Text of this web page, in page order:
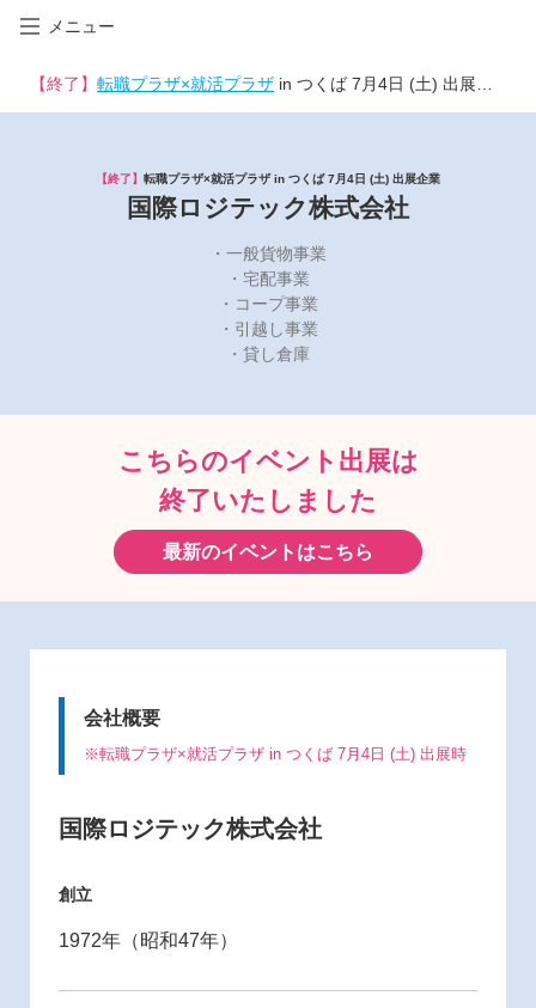
メニュー
【終了】 転職プラザ×就活プラザ in つくば 7月4日 (土) 出展企業
【終了】 転職プラザ×就活プラザ in つくば 7月4日 (土) 出展企業
国際ロジテック株式会社
・一般貨物事業
・宅配事業
・コープ事業
・引越し事業
・貸し倉庫
こちらのイベント出展は
終了いたしました
最新のイベントはこちら
会社概要
※転職プラザ×就活プラザ in つくば 7月4日 (土) 出展時
国際ロジテック株式会社
創立
1972年（昭和47年）